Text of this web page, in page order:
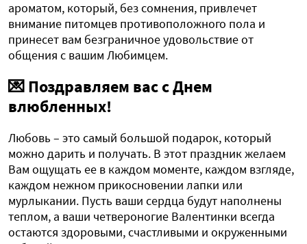
ароматом, который, без сомнения, привлечет
внимание питомцев противоположного пола и
принесет вам безграничное удовольствие от
общения с вашим Любимцем.
💌Поздравляем вас с Днем
влюбленных!
Любовь – это самый большой подарок, который
можно дарить и получать. В этот праздник желаем
Вам ощущать ее в каждом моменте, каждом взгляде,
каждом нежном прикосновении лапки или
мурлыкании. Пусть ваши сердца будут наполнены
теплом, а ваши четвероногие Валентинки всегда
остаются здоровыми, счастливыми и окруженными